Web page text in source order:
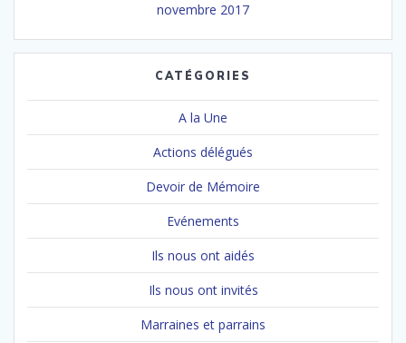
novembre 2017
CATÉGORIES
A la Une
Actions délégués
Devoir de Mémoire
Evénements
Ils nous ont aidés
Ils nous ont invités
Marraines et parrains